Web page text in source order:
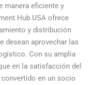
manera eficiente y
Hub USA ofrece
y distribución
desean aprovechar las
Con su amplia
en la satisfacción del
en un socio